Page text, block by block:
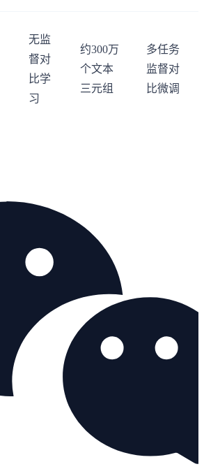
无监
督对
比学
习
约300万
个文本
三元组
多任务
监督对
比微调